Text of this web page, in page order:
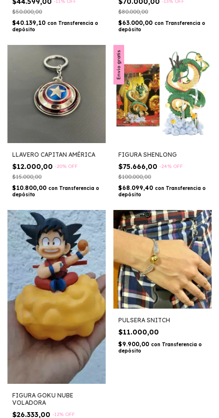
$50.000,00
$40.139,10 con Transferencia o
depósito
$80.000,00
$63.000,00 con Transferencia o
depósito
LLAVERO CAPITAN AMÉRICA
$12.000,00 -20% OFF
$15.000,00
$10.800,00 con Transferencia o
depósito
Envío gratis
FIGURA SHENLONG
$75.666,00 -24% OFF
$100.000,00
$68.099,40 con Transferencia o
depósito
FIGURA GOKU NUBE
VOLADORA
$26.333,00 -12% OFF
PULSERA SNITCH
$11.000,00
$9.900,00 con Transferencia o
depósito